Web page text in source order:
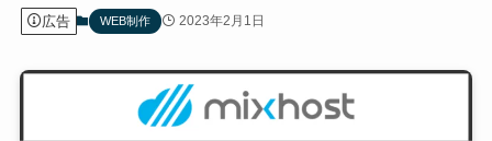
広告 WEB制作 2023年2月1日